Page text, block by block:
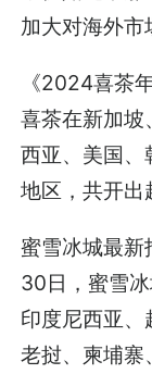
加大对海外市
《2024喜茶
喜茶在新加坡
西亚、美国、
地区，共开出
蜜雪冰城最
30日，蜜雪
印度尼西亚、
老挝、柬埔寨